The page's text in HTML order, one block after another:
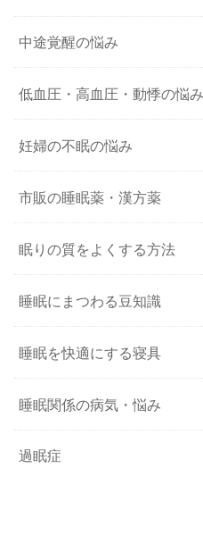
中途覚醒の悩み
低血圧・高血圧・動悸の悩み
妊婦の不眠の悩み
市販の睡眠薬・漢方薬
眠りの質をよくする方法
睡眠にまつわる豆知識
睡眠を快適にする寝具
睡眠関係の病気・悩み
過眠症